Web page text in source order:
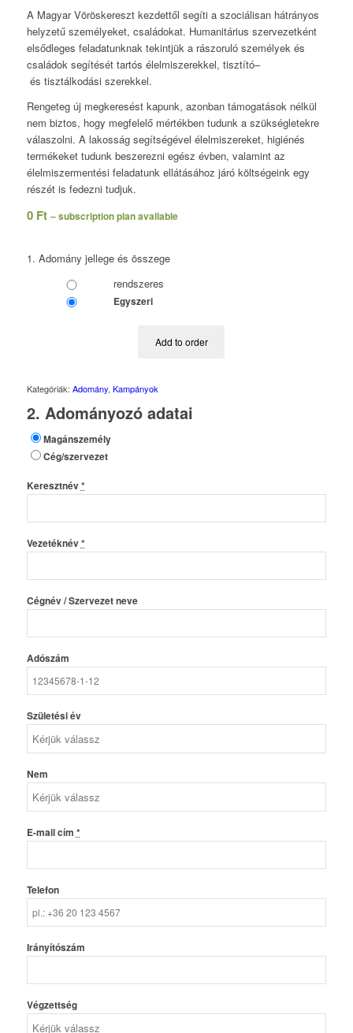
A Magyar Vöröskereszt kezdettől segíti a szociálisan hátrányos
helyzetű személyeket, családokat. Humanitárius szervezetként
elsődleges feladatunknak tekintjük a rászoruló személyek és
családok segítését tartós élelmiszerekkel, tisztító–
és tisztálkodási szerekkel.
Rengeteg új megkeresést kapunk, azonban támogatások nélkül
nem biztos, hogy megfelelő mértékben tudunk a szükségletekre
válaszolni. A lakosság segítségével élelmiszereket, higiénés
termékeket tudunk beszerezni egész évben, valamint az
élelmiszermentési feladatunk ellátásához járó költségeink egy
részét is fedezni tudjuk.
0 Ft – subscription plan available
1. Adomány jellege és összege
rendszeres
Egyszeri
Add to order
Kategóriák: Adomány, Kampányok
2. Adományozó adatai
Magánszemély
Cég/szervezet
Keresztnév*
Vezetéknév*
Cégnév / Szervezet neve
Adószám
Születési év
Nem
E-mail cím *
Telefon
Irányítószám
Végzettség